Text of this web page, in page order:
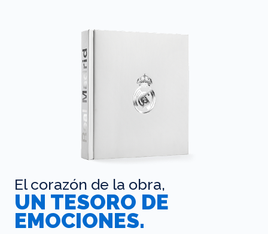
El corazón de la obra,
UN TESORO DE
EMOCIONES.